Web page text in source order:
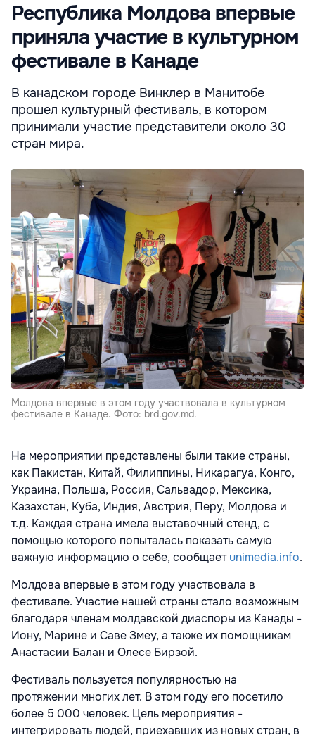
Республика Молдова впервые
приняла участие в культурном
фестивале в Канаде
В канадском городе Винклер в Манитобе
прошел культурный фестиваль, в котором
принимали участие представители около 30
стран мира.
Молдова впервые в этом году участвовала в культурном
фестивале в Канаде. Фото: brd.gov.md.
На мероприятии представлены были такие страны,
как Пакистан, Китай, Филиппины, Никарагуа, Конго,
Украина, Польша, Россия, Сальвадор, Мексика,
Казахстан, Куба, Индия, Австрия, Перу, Молдова и
т.д. Каждая страна имела выставочный стенд, с
помощью которого попыталась показать самую
важную информацию о себе, сообщаетunimedia.info.
Молдова впервые в этом году участвовала в
фестивале. Участие нашей страны стало возможным
благодаря членам молдавской диаспоры из Канады -
Иону, Марине и Саве Змеу, а также их помощникам
Анастасии Балан и Олесе Бирзой.
Фестиваль пользуется популярностью на
протяжении многих лет. В этом году его посетило
более 5 000 человек. Цель мероприятия -
интегрировать людей, приехавших из новых стран, в